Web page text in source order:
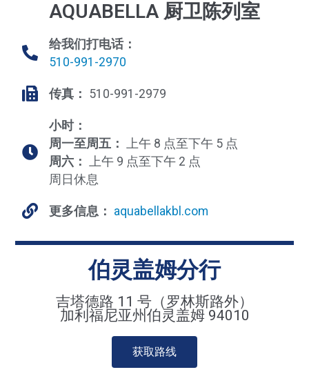
AQUABELLA 厨卫陈列室
给我们打电话：
510-991-2970
传真： 510-991-2979
小时：
周一至周五：
上午 8 点至下午 5 点
周六：
上午 9 点至下午 2 点
周日休息
更多信息： aquabellakbl.com
伯灵盖姆分行
吉塔德路 11 号（罗林斯路外）
加利福尼亚州伯灵盖姆 94010
获取路线